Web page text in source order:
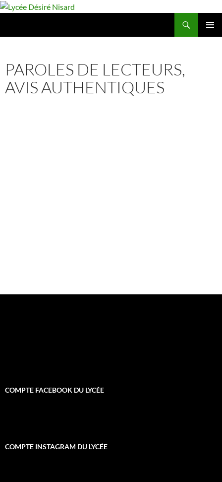
Aller
PAROLES DE LECTEURS,
AVIS AUTHENTIQUES
COMPTE FACEBOOK DU LYCÉE
COMPTE INSTAGRAM DU LYCÉE